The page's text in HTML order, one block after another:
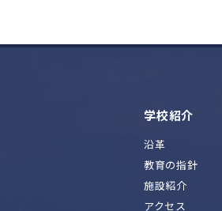
学校紹介
沿革
教育の指針
施設紹介
アクセス